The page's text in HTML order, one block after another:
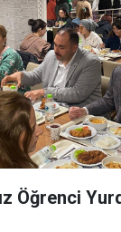
Öğrenci